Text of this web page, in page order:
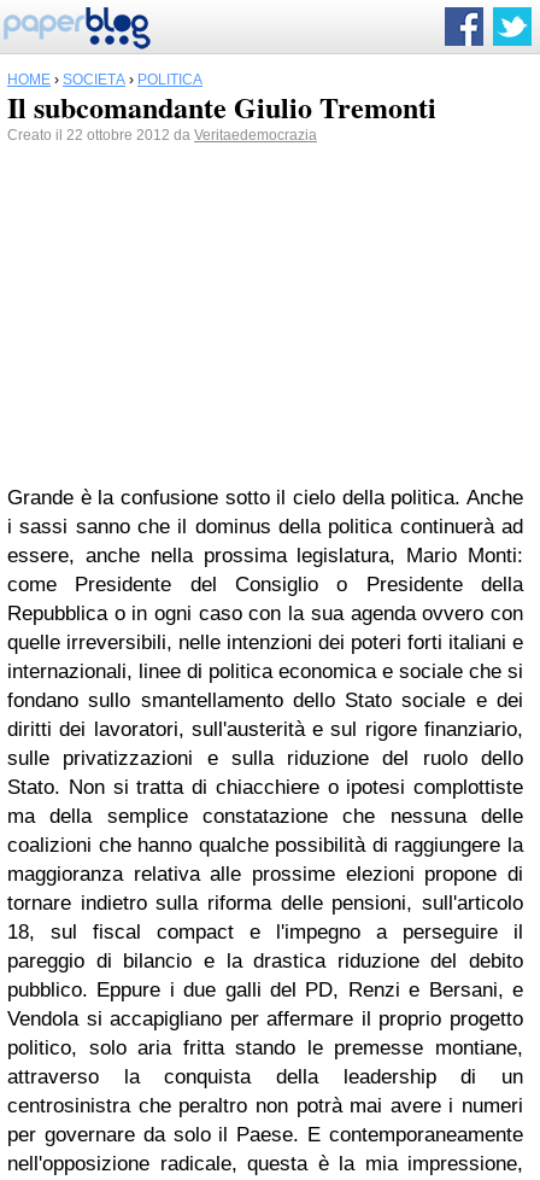
HOME › SOCIETÀ › POLITICA
Il subcomandante Giulio Tremonti
Creato il 22 ottobre 2012 da Veritaedemocrazia
Grande è la confusione sotto il cielo della politica. Anche
i sassi sanno che il dominus della politica continuerà ad
essere, anche nella prossima legislatura, Mario Monti:
come Presidente del Consiglio o Presidente della
Repubblica o in ogni caso con la sua agenda ovvero con
quelle irreversibili, nelle intenzioni dei poteri forti italiani e
internazionali, linee di politica economica e sociale che si
fondano sullo smantellamento dello Stato sociale e dei
diritti dei lavoratori, sull'austerità e sul rigore finanziario,
sulle privatizzazioni e sulla riduzione del ruolo dello
Stato. Non si tratta di chiacchiere o ipotesi complottiste
ma della semplice constatazione che nessuna delle
coalizioni che hanno qualche possibilità di raggiungere la
maggioranza relativa alle prossime elezioni propone di
tornare indietro sulla riforma delle pensioni, sull'articolo
18, sul fiscal compact e l'impegno a perseguire il
pareggio di bilancio e la drastica riduzione del debito
pubblico. Eppure i due galli del PD, Renzi e Bersani, e
Vendola si accapigliano per affermare il proprio progetto
politico, solo aria fritta stando le premesse montiane,
attraverso la conquista della leadership di un
centrosinistra che peraltro non potrà mai avere i numeri
per governare da solo il Paese. E contemporaneamente
nell'opposizione radicale, questa è la mia impressione,